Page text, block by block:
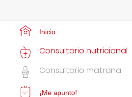
Inicio
Consultorio nutricional
Consultorio matrona
¡Me apunto!